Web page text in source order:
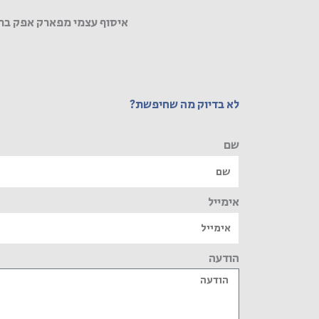
איסוף עצמי מפארק אפק
לא בדיוק מה שחיפשת?
שם
אימייל
הודעה